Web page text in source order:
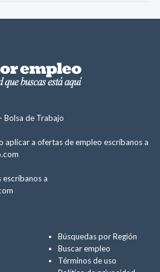
Bolsa de Trabajo
aplicar a ofertas de empleo escríbanos a
escríbanos a
Búsquedas por Región
Buscar empleo
Términos de uso